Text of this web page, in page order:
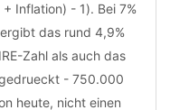
Inflation) - 1). Bei 7%
das rund 4,9%
Zahl als auch das
- 750.000
heute, nicht einen